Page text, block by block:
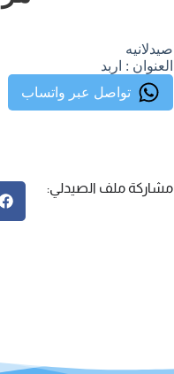
صيدلانيه
العنوان : اربد
تواصل عبر واتساب
مشاركة ملف الصيدلي: